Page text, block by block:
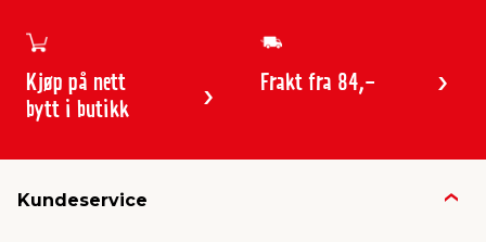
Kjøp på nett
bytt i butikk
Frakt fra 84,-
Kundeservice